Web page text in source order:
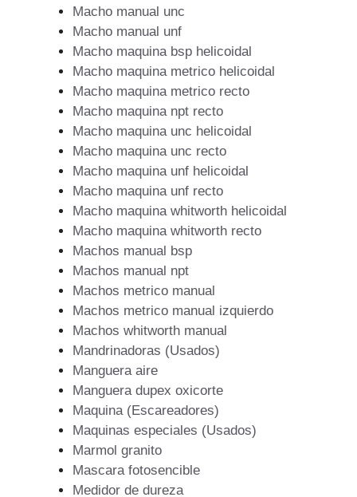
Macho manual unc
Macho manual unf
Macho maquina bsp helicoidal
Macho maquina metrico helicoidal
Macho maquina metrico recto
Macho maquina npt recto
Macho maquina unc helicoidal
Macho maquina unc recto
Macho maquina unf helicoidal
Macho maquina unf recto
Macho maquina whitworth helicoidal
Macho maquina whitworth recto
Machos manual bsp
Machos manual npt
Machos metrico manual
Machos metrico manual izquierdo
Machos whitworth manual
Mandrinadoras (Usados)
Manguera aire
Manguera dupex oxicorte
Maquina (Escareadores)
Maquinas especiales (Usados)
Marmol granito
Mascara fotosencible
Medidor de dureza